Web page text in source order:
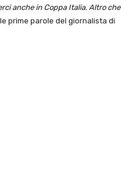
anche in Coppa Italia. Altro che
prime parole del giornalista di